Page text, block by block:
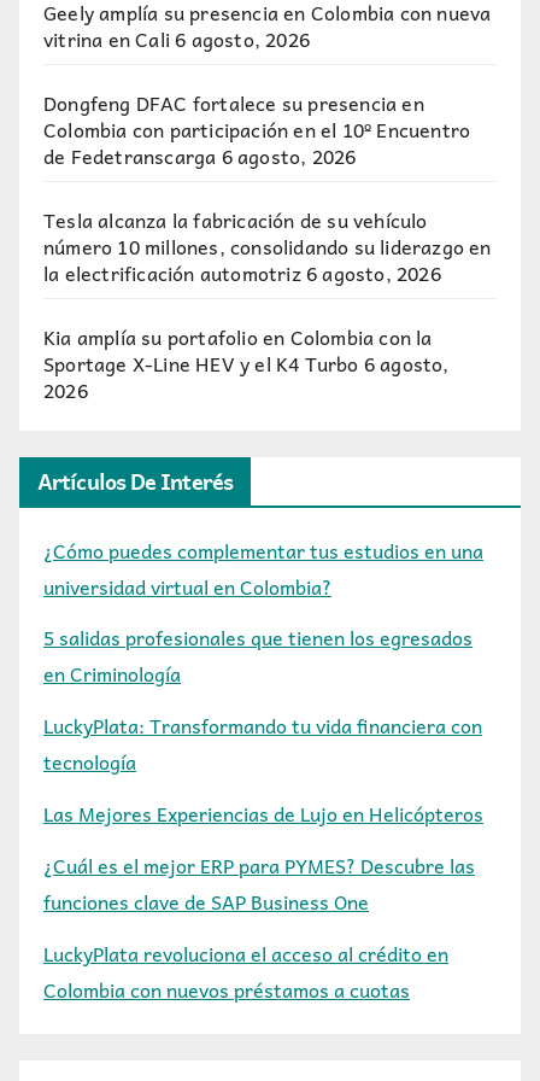
Geely amplía su presencia en Colombia con nueva
vitrina en Cali 6 agosto, 2026
Dongfeng DFAC fortalece su presencia en
Colombia con participación en el 10º Encuentro
de Fedetranscarga6 agosto, 2026
Tesla alcanza la fabricación de su vehículo
número 10 millones, consolidando su liderazgo en
la electrificación automotriz6 agosto, 2026
Kia amplía su portafolio en Colombia con la
Sportage X-Line HEV y el K4 Turbo6 agosto,
2026
Artículos De Interés
¿Cómo puedes complementar tus estudios en una
universidad virtual en Colombia?
5 salidas profesionales que tienen los egresados
en Criminología
LuckyPlata: Transformando tu vida financiera con
tecnología
Las Mejores Experiencias de Lujo en Helicópteros
¿Cuál es el mejor ERP para PYMES? Descubre las
funciones clave de SAP Business One
LuckyPlata revoluciona el acceso al crédito en
Colombia con nuevos préstamos a cuotas